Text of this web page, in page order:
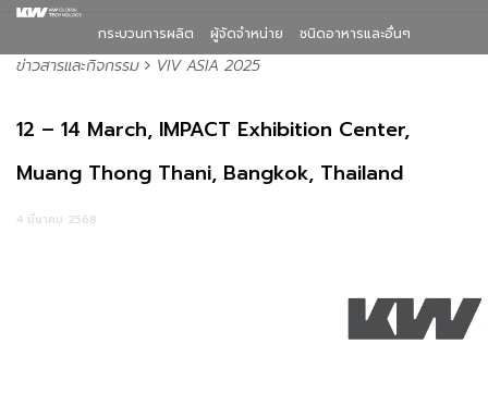
กระบวนการผลิต ผู้จัดจำหน่าย ชนิดอาหารและอื่นๆ
ข่าวสารและกิจกรรม VIV ASIA 2025
12 – 14 March, IMPACT Exhibition Center,
Muang Thong Thani, Bangkok, Thailand
4 มีนาคม 2568